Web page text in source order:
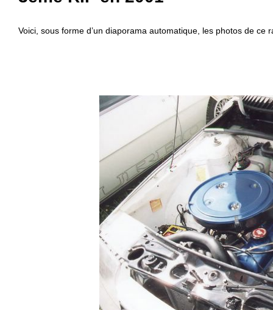
Voici, sous forme d’un diaporama automatique, les photos de ce